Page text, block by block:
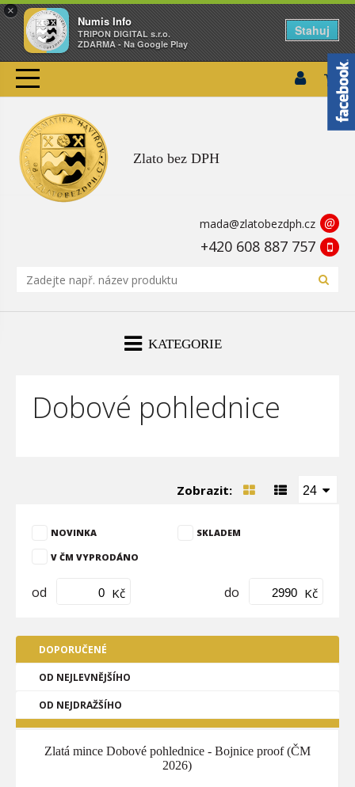
×
Numis Info
TRIPON DIGITAL s.r.o.
ZDARMA - Na Google Play
Stahuj
Zlato bez DPH
mada@zlatobezdph.cz @
+420 608 887 757
KATEGORIE
Dobové pohlednice
Zobrazit: 24
NOVINKA SKLADEM
V ČM VYPRODÁNO
od Kč do Kč
DOPORUČENÉ
OD NEJLEVNĚJŠÍHO
OD NEJDRAŽŠÍHO
Zlatá mince Dobové pohlednice - Bojnice proof (ČM
2026)